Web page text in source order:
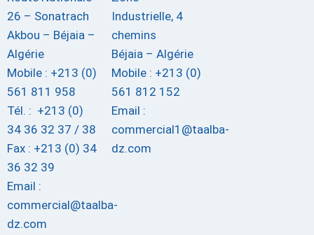
26 – Sonatrach
Akbou – Béjaia –
Algérie
Mobile : +213 (0)
561 811 958
Tél. : +213 (0)
34 36 32 37 / 38
Fax : +213 (0) 34
36 32 39
Email :
commercial@taalba-
dz.com
Industrielle, 4
chemins
Béjaia – Algérie
Mobile : +213 (0)
561 812 152
Email :
commercial1@taalba-
dz.com